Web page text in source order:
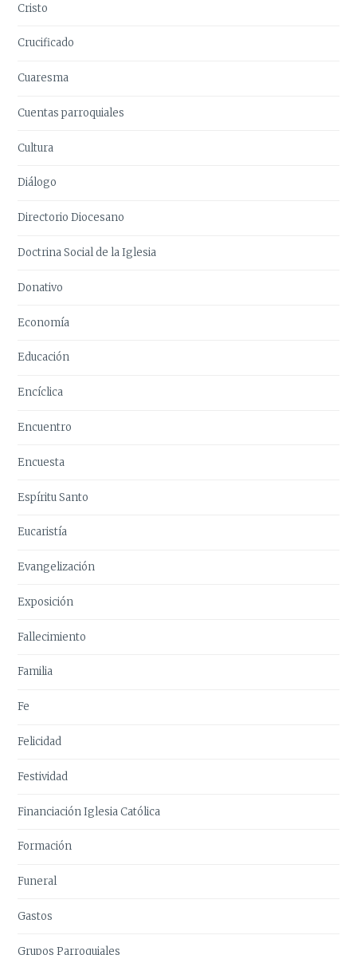
Cristo
Crucificado
Cuaresma
Cuentas parroquiales
Cultura
Diálogo
Directorio Diocesano
Doctrina Social de la Iglesia
Donativo
Economía
Educación
Encíclica
Encuentro
Encuesta
Espíritu Santo
Eucaristía
Evangelización
Exposición
Fallecimiento
Familia
Fe
Felicidad
Festividad
Financiación Iglesia Católica
Formación
Funeral
Gastos
Grupos Parroquiales